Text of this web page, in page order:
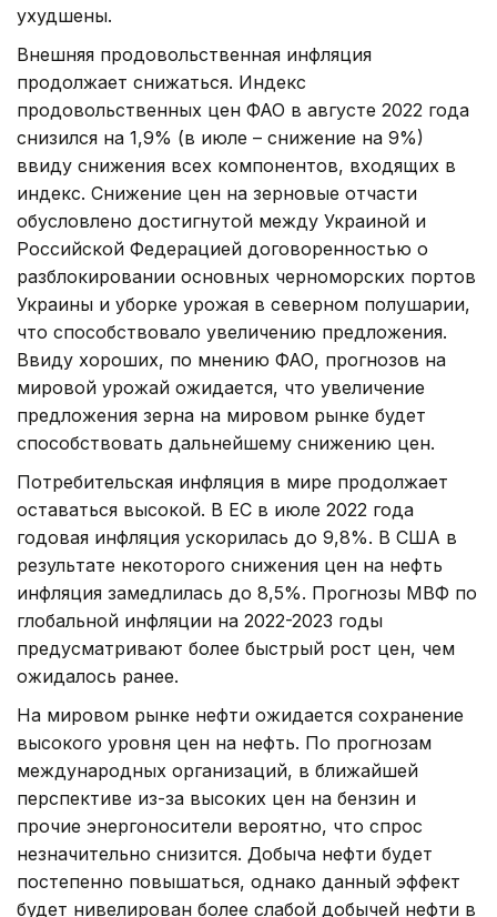
ухудшены.
Внешняя продовольственная инфляция
продолжает снижаться. Индекс
продовольственных цен ФАО в августе 2022 года
снизился на 1,9% (в июле – снижение на 9%)
ввиду снижения всех компонентов, входящих в
индекс. Снижение цен на зерновые отчасти
обусловлено достигнутой между Украиной и
Российской Федерацией договоренностью о
разблокировании основных черноморских портов
Украины и уборке урожая в северном полушарии,
что способствовало увеличению предложения.
Ввиду хороших, по мнению ФАО, прогнозов на
мировой урожай ожидается, что увеличение
предложения зерна на мировом рынке будет
способствовать дальнейшему снижению цен.
Потребительская инфляция в мире продолжает
оставаться высокой. В ЕС в июле 2022 года
годовая инфляция ускорилась до 9,8%. В США в
результате некоторого снижения цен на нефть
инфляция замедлилась до 8,5%. Прогнозы МВФ по
глобальной инфляции на 2022-2023 годы
предусматривают более быстрый рост цен, чем
ожидалось ранее.
На мировом рынке нефти ожидается сохранение
высокого уровня цен на нефть. По прогнозам
международных организаций, в ближайшей
перспективе из-за высоких цен на бензин и
прочие энергоносители вероятно, что спрос
незначительно снизится. Добыча нефти будет
постепенно повышаться, однако данный эффект
будет нивелирован более слабой добычей нефти в